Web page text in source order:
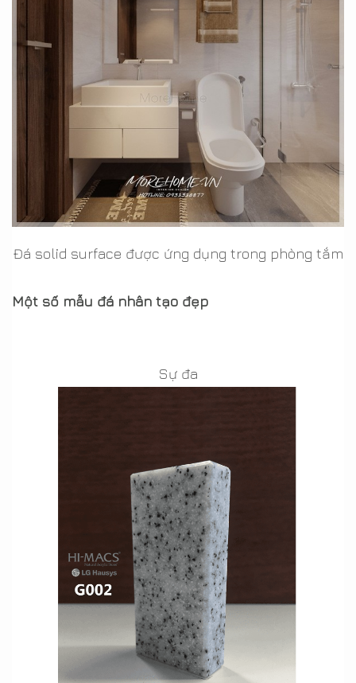
Đá solid surface được ứng dụng trong phòng tắm
Một số mẫu đá nhân tạo đẹp
Sự đa